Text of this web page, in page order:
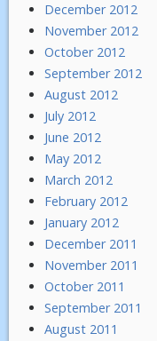
December 2012
November 2012
October 2012
September 2012
August 2012
July 2012
June 2012
May 2012
March 2012
February 2012
January 2012
December 2011
November 2011
October 2011
September 2011
August 2011